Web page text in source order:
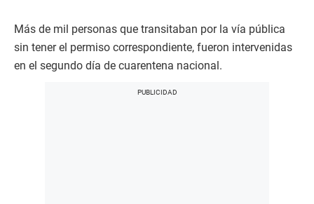
Más de mil personas que transitaban por la vía pública
sin tener el permiso correspondiente, fueron intervenidas
en el segundo día de cuarentena nacional.